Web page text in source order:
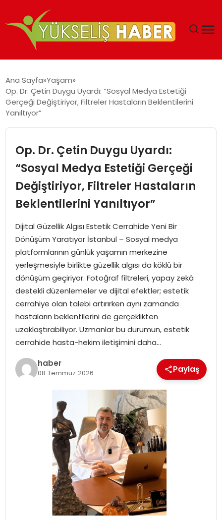
MALIYETLERINI AZALTIYOR’
Ana Sayfa Yaşam
Op. Dr. Çetin Duygu Uyardı: “Sosyal Medya Estetiği
Gerçeği Değiştiriyor, Filtreler Hastaların Beklentilerini
Yanıltıyor”
Op. Dr. Çetin Duygu Uyardı:
“Sosyal Medya Estetiği Gerçeği
Değiştiriyor, Filtreler Hastaların
Beklentilerini Yanıltıyor”
Dijital Güzellik Algısı Estetik Cerrahide Yeni Bir
Dönüşüm Yaratıyor İstanbul – Sosyal medya
platformlarının günlük yaşamın merkezine
yerleşmesiyle birlikte güzellik algısı da köklü bir
dönüşüm geçiriyor. Fotoğraf filtreleri, yapay zekâ
destekli düzenlemeler ve dijital efektler; estetik
cerrahiye olan talebi artırırken aynı zamanda
hastaların beklentilerini de gerçeklikten
uzaklaştırabiliyor. Uzmanlar bu durumun, estetik
cerrahide hasta-hekim iletişimini daha…
haber
08 Temmuz 2026 Paylaş